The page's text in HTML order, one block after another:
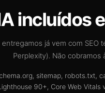
incluídos
já vem com SEO
Perplexity). Não
sitemap, robots.txt,
90+, Core Web Vitals